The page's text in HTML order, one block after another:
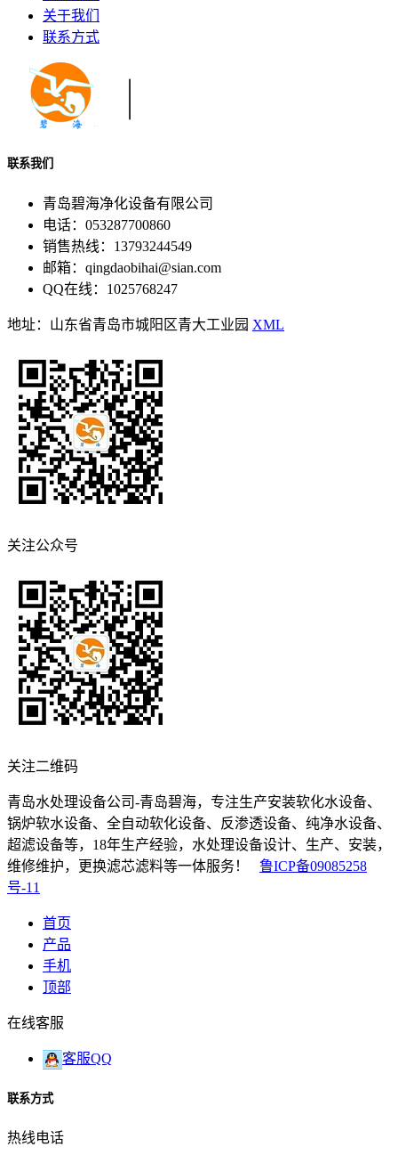
关于我们
联系方式
联系我们
青岛碧海净化设备有限公司
电话：053287700860
销售热线：13793244549
邮箱：qingdaobihai@sian.com
QQ在线：1025768247
地址：山东省青岛市城阳区青大工业园 XML
关注公众号
关注二维码
青岛水处理设备公司-青岛碧海，专注生产安装软化水设备、
锅炉软水设备、全自动软化设备、反渗透设备、纯净水设备、
超滤设备等，18年生产经验，水处理设备设计、生产、安装，
维修维护，更换滤芯滤料等一体服务！ 鲁ICP备09085258
号-11
首页
产品
手机
顶部
在线客服
客服QQ
联系方式
热线电话